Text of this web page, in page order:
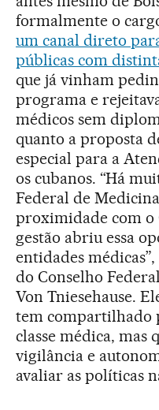
formalmente o
um canal direto
públicas com
que já vinham
programa e
médicos sem
quanto a proposta
especial para a
os cubanos. “Há
Federal de
proximidade com o
gestão abriu essa
entidades
do Conselho
Von Tniesehause.
tem compartilhado
classe médica, mas
vigilância e
avaliar as políticas